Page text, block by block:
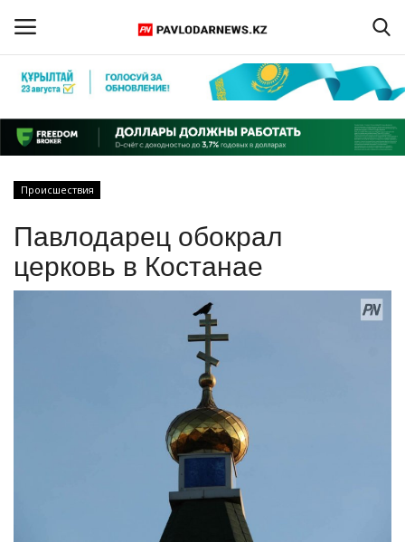
Регистрация
Главная
ПАВЛОДАРСКАЯ ОБЛАСТЬ
Происшествия
Павлодарец обокрал
церковь в Костанае